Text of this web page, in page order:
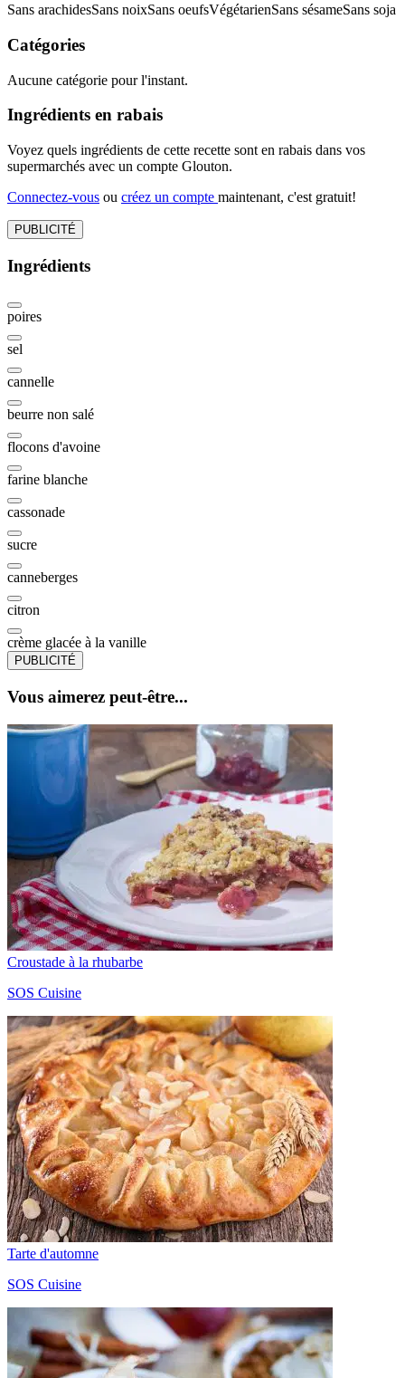
Sans arachidesSans noixSans oeufsVégétarienSans sésameSans soja
Catégories
Aucune catégorie pour l'instant.
Ingrédients en rabais
Voyez quels ingrédients de cette recette sont en rabais dans vos
supermarchés avec un compte Glouton.
Connectez-vous ou créez un compte maintenant, c'est gratuit!
PUBLICITÉ
Ingrédients
poires
sel
cannelle
beurre non salé
flocons d'avoine
farine blanche
cassonade
sucre
canneberges
citron
crème glacée à la vanille
PUBLICITÉ
Vous aimerez peut-être...
Croustade à la rhubarbe
SOS Cuisine
Tarte d'automne
SOS Cuisine